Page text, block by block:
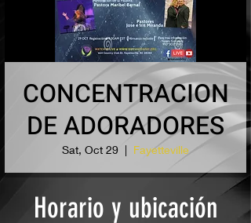
CONCENTRACION
DE ADORADORES
Sat, Oct 29
  |
Fayetteville
Horario y ubicación